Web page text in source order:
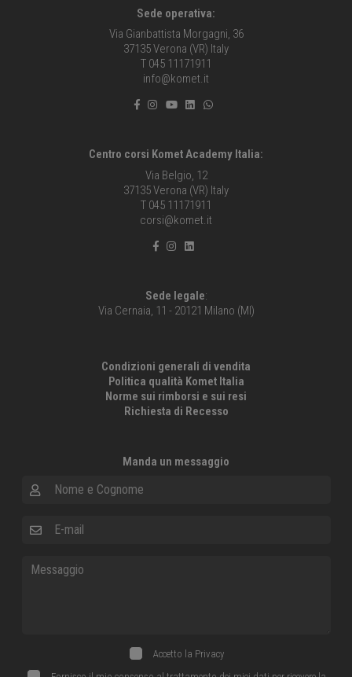
Sede operativa:
Via Gianbattista Morgagni, 36
37135 Verona (VR) Italy
T 045 11171911
info@komet.it
Centro corsi Komet Academy Italia:
Via Belgio, 12
37135 Verona (VR) Italy
T 045 11171911
corsi@komet.it
Sede legale:
Via Cernaia, 11 - 20121 Milano (MI)
Condizioni generali di vendita
Politica qualità Komet Italia
Norme sui rimborsi e sui resi
Richiesta di Recesso
Manda un messaggio
Accetto la Privacy